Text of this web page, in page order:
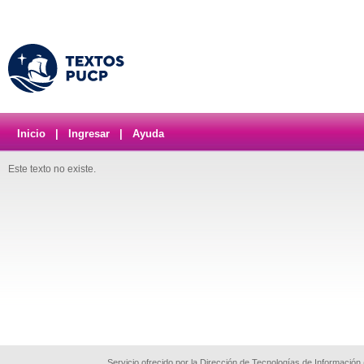
Inicio Ingresar Ayuda
Este texto no existe.